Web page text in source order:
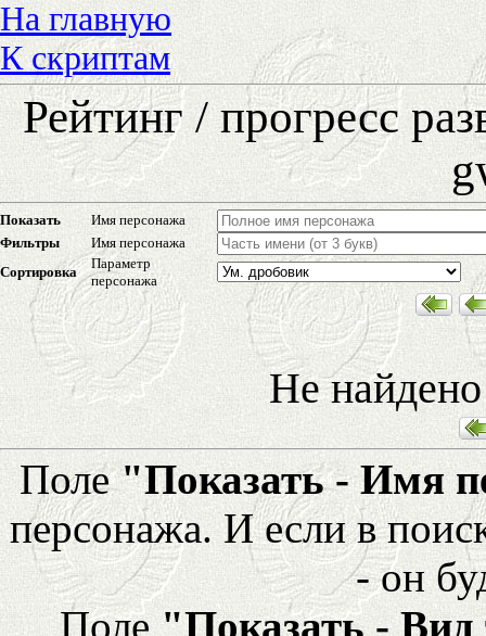
На главную
К скриптам
Рейтинг / прогресс
Показать
Имя персонажа
Фильтры
Имя персонажа
Сортировка
Параметр
персонажа
Не
Поле"Показать - Имя
персонажа. И если в
- он
Поле "Показать -